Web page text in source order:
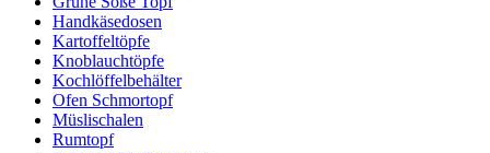
Handkäsedosen
Kartoffeltöpfe
Knoblauchtöpfe
Kochlöffelbehälter
Ofen Schmortopf
Müslischalen
Rumtopf